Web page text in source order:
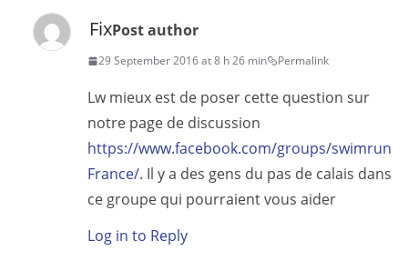
FixPost author
29 September 2016 at 8 h 26 min Permalink
Lw mieux est de poser cette question sur
notre page de discussion
https://www.facebook.com/groups/swimrun
France/. Il y a des gens du pas de calais dans
ce groupe qui pourraient vous aider
Log in to Reply